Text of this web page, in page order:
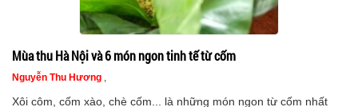
Mùa thu Hà Nội và 6 món ngon tinh tế từ cốm
Nguyễn Thu Hương ,
Xôi côm, cốm xào, chè cốm... là những món ngon từ cốm nhất